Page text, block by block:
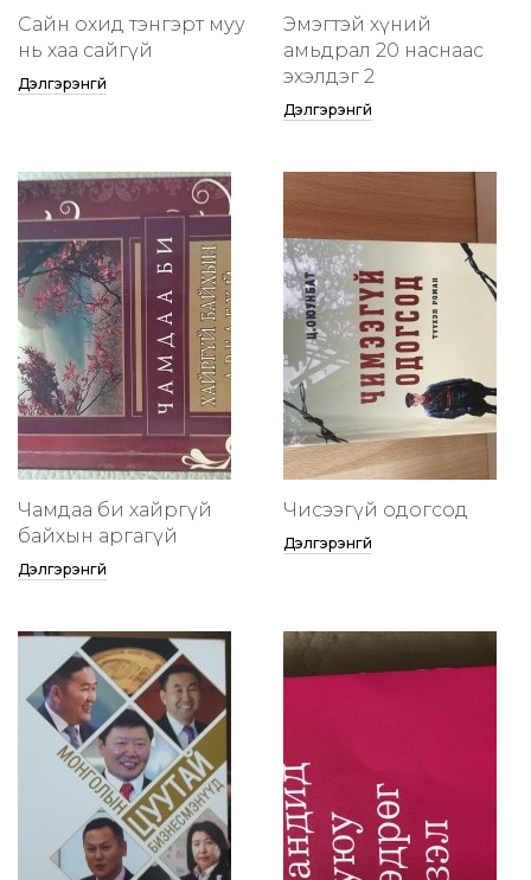
Сайн охид тэнгэрт муу
нь хаа сайгүй
Дэлгэрэнгүй
Эмэгтэй хүний
амьдрал 20 наснаас
эхэлдэг 2
Дэлгэрэнгүй
Чамдаа би хайргүй
байхын аргагүй
Дэлгэрэнгүй
Чисээгүй одогсод
Дэлгэрэнгүй